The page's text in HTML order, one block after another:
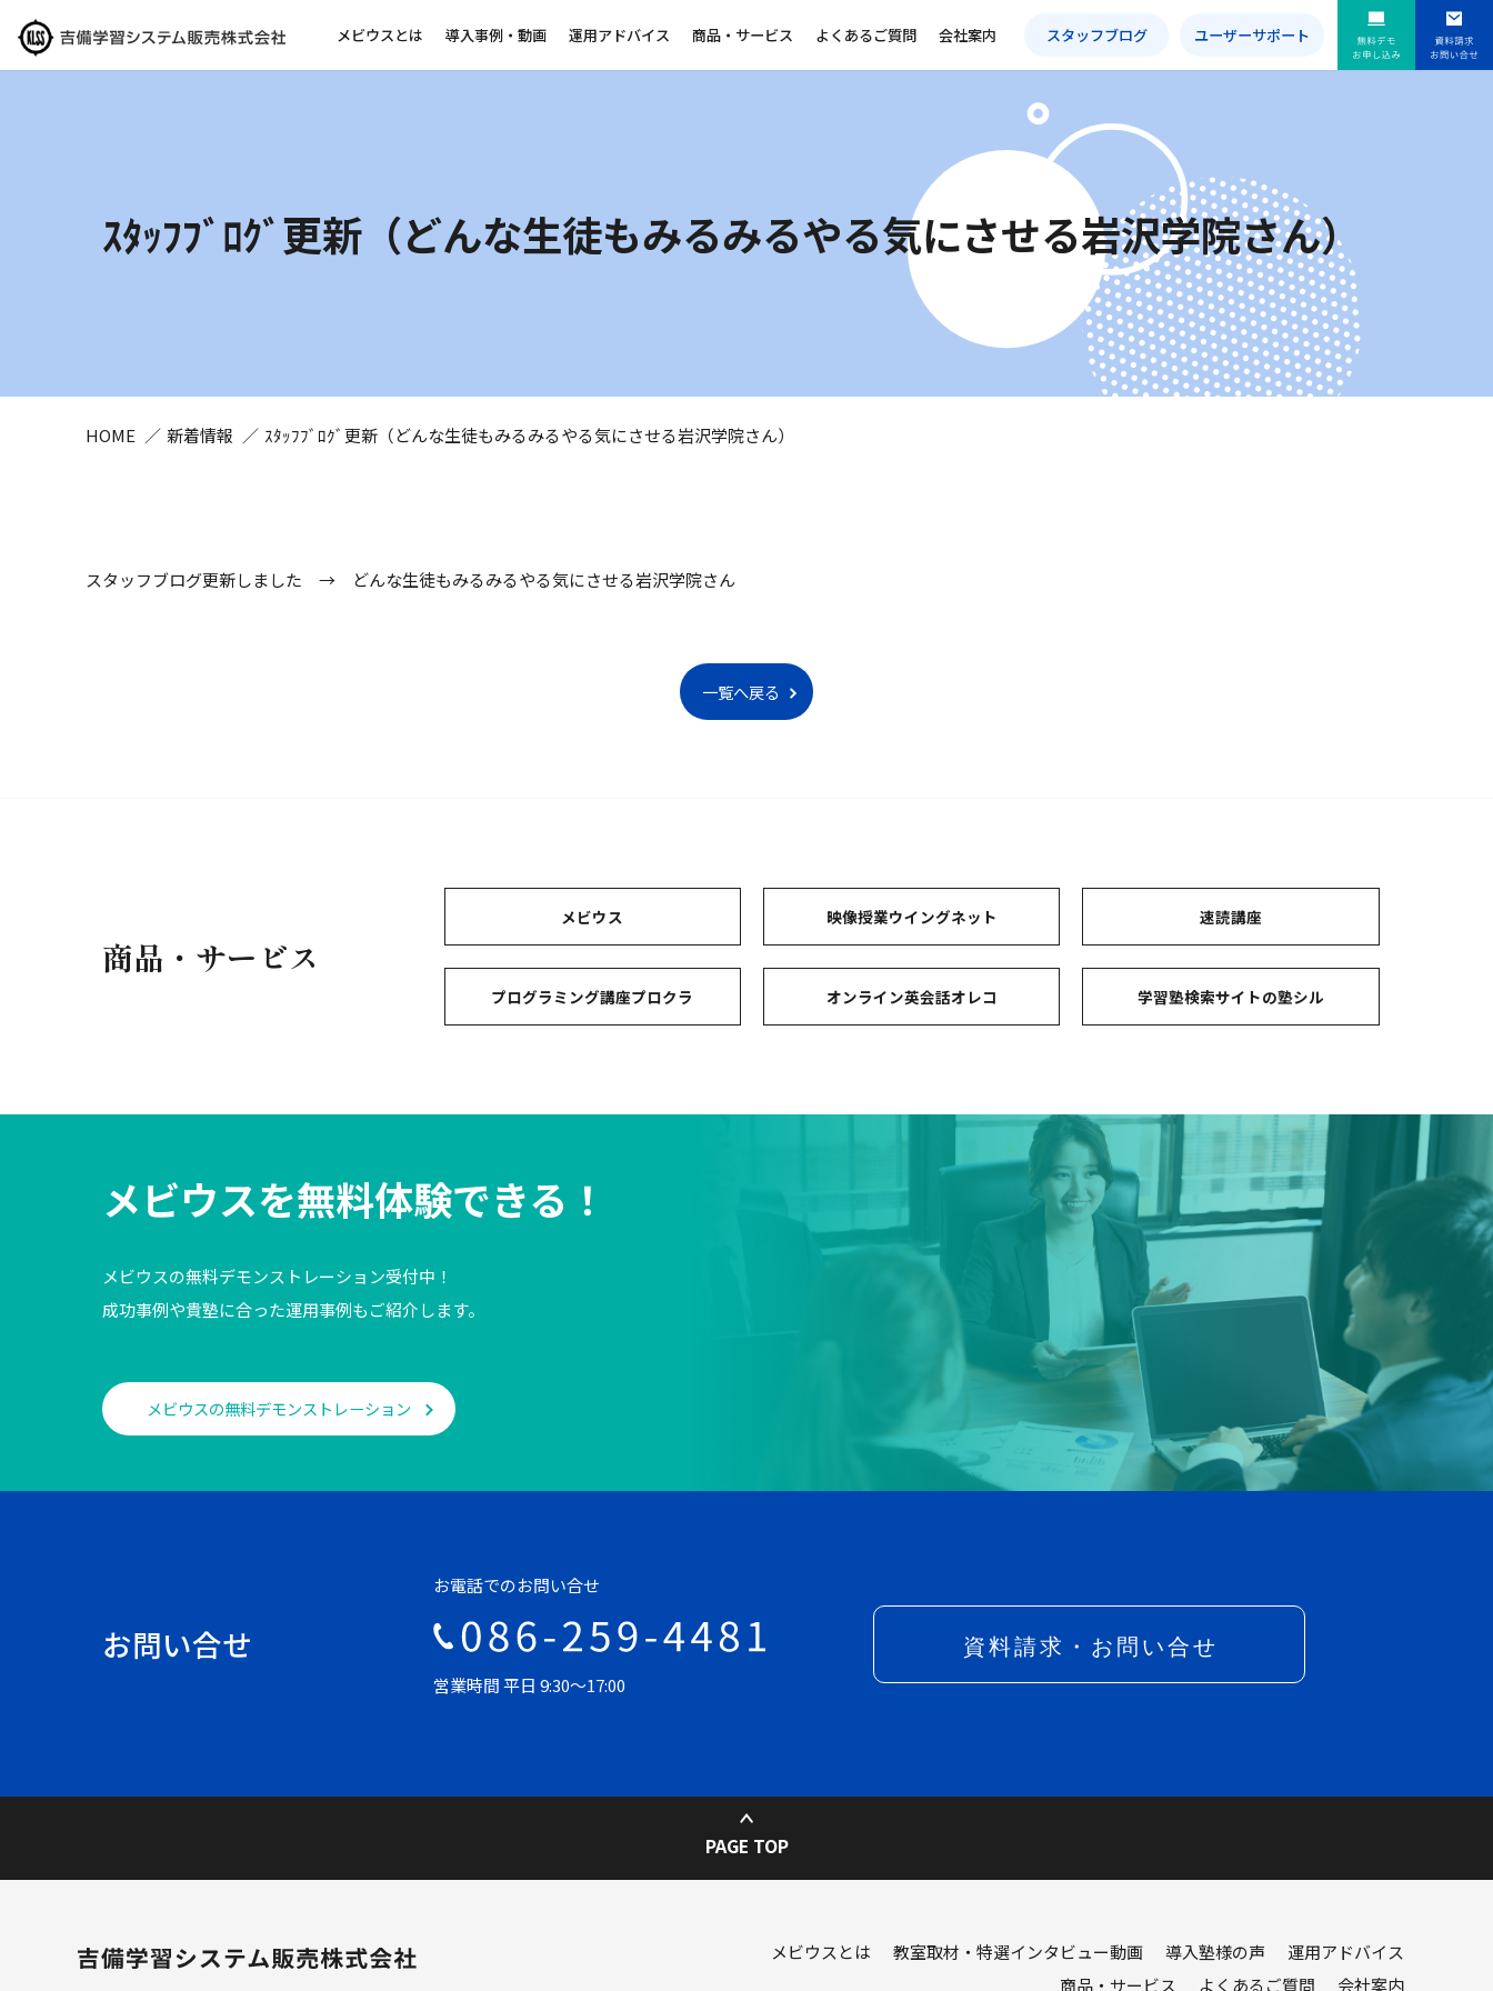
メビウスとは 導入事例・動画 運用アドバイス 商品・サービス よくあるご質問 会社案内 スタッフブログ ユーザーサポート
ｽﾀｯﾌﾌﾞﾛｸﾞ更新（どんな生徒もみるみるやる気にさせる岩沢学院さん）
HOME 新着情報 ｽﾀｯﾌﾌﾞﾛｸﾞ更新（どんな生徒もみるみるやる気にさせる岩沢学院さん）
スタッフブログ更新しました → どんな生徒もみるみるやる気にさせる岩沢学院さん
一覧へ戻る
商品・サービス
メビウス 映像授業ウイングネット 速読講座
プログラミング講座プロクラ オンライン英会話オレコ 学習塾検索サイトの塾シル
メビウスを無料体験できる！
メビウスの無料デモンストレーション受付中！
成功事例や貴塾に合った運用事例もご紹介します。
メビウスの無料デモンストレーション
お問い合せ
お電話でのお問い合せ
営業時間 平日 9:30～17:00
PAGE TOP
メビウスとは 教室取材・特選インタビュー動画 導入塾様の声
運用アドバイス
商品・サービス
よくあるご質問 会社案内